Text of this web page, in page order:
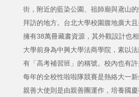
街，附近的藍染公園、祖師廟與鳶山
拜訪的地方。台北大學校園腹地廣大
擁有38萬冊藏書資源，其外觀設計也
大學前身為中興大學法商學院，素以
有「高考補習班」的稱號。校內也有
每年的全校性啦啦隊競賽是熱絡大一新
親善大使則是由親善團運作，培養國